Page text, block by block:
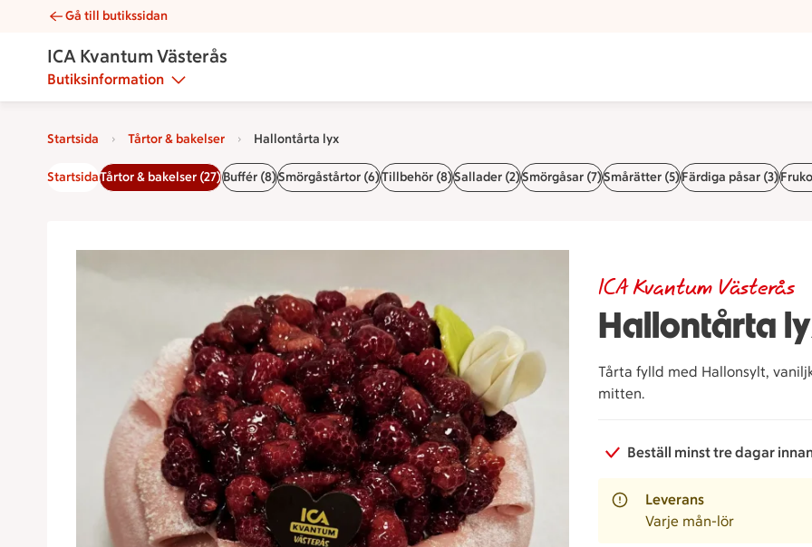
Hallontårta lyx | Catering ICA Kvantum Västerås
Gå till butikssidan
ICA Kvantum Västerås
Butiksinformation
Startsida Tårtor & bakelser Hallontårta lyx
StartsidaTårtor & bakelser (27)Buffér (8)Smörgåstårtor (6)Tillbehör (8)Sallader (2)Smörgåsar (7)Smårätter (5)Färdiga påsar (3)
Hallontårta
ICA Kvantum Västerås
Tårta fylld med Hallonsylt,
mitten.
Beställ minst tre dagar
Leverans
Varje mån-lör